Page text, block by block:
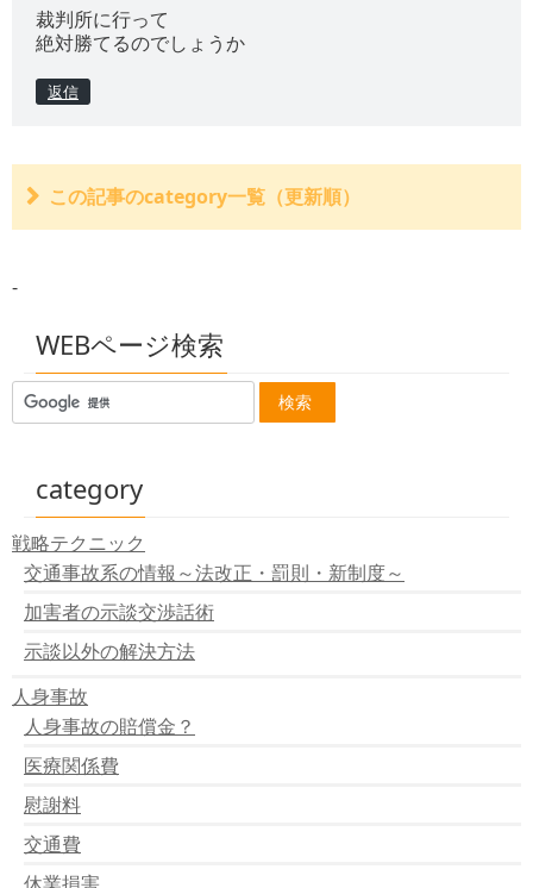
裁判所に行って
絶対勝てるのでしょうか
返信
この記事のcategory一覧（更新順）
ローンなど所有権留保つきの車で交通事故を起こした場
合
独自の高価な装飾の修理代が損害と認められなかった例
休車損、営業損害について
車両の買換え登録費用は認められるのか？
車両の時価以上の賠償金が支払われることはあるのか？
車の全損の金額について
全塗装について
車両の修理代の算定基準は？
-
WEBページ検索
category
戦略テクニック
交通事故系の情報～法改正・罰則・新制度～
加害者の示談交渉話術
示談以外の解決方法
人身事故
人身事故の賠償金？
医療関係費
慰謝料
交通費